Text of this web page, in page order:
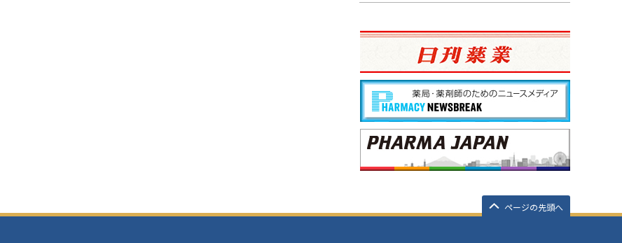
ページの先頭へ